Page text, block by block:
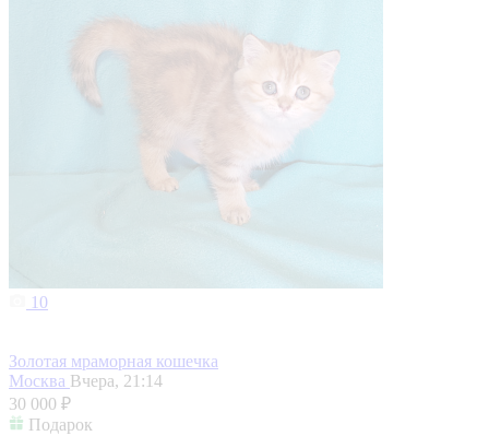
10
Золотая мраморная кошечка
Москва Вчера, 21:14
30 000 ₽
Подарок